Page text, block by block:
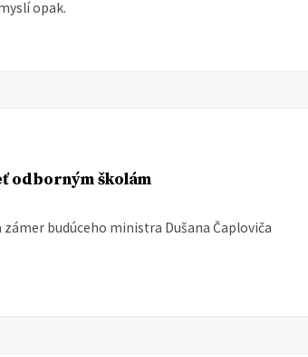
opak.
odborným školám
budúceho ministra Dušana Čaploviča